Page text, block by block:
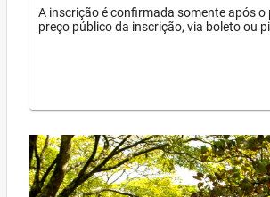
A inscrição é confirmada somente após
preço público da inscrição, via boleto ou